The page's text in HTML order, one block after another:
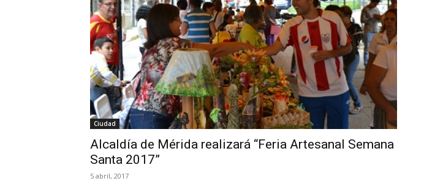
Ciudad
Alcaldía de Mérida realizará “Feria Artesanal Semana
Santa 2017”
5 abril, 2017